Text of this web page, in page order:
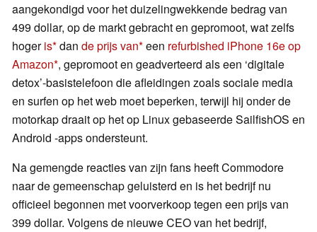
aangekondigd voor het duizelingwekkende bedrag van
499 dollar, op de markt gebracht en gepromoot, wat zelfs
hogeris dan de prijs van een refurbished iPhone 16e op
Amazon , gepromoot en geadverteerd als een ‘digitale
detox’-basistelefoon die afleidingen zoals sociale media
en surfen op het web moet beperken, terwijl hij onder de
motorkap draait op het op Linux gebaseerde SailfishOS en
Android -apps ondersteunt.
Na gemengde reacties van zijn fans heeft Commodore
naar de gemeenschap geluisterd en is het bedrijf nu
officieel begonnen met voorverkoop tegen een prijs van
399 dollar. Volgens de nieuwe CEO van het bedrijf,